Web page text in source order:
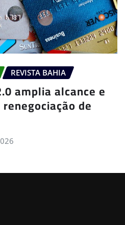
REVISTA BAHIA
amplia alcance e
de